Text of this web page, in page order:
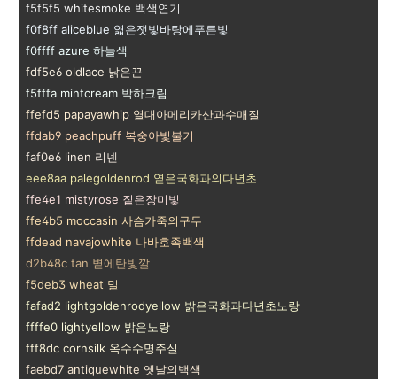
f5f5f5 whitesmoke 백색연기
f0f8ff aliceblue 엷은잿빛바탕에푸른빛
f0ffff azure 하늘색
fdf5e6 oldlace 낡은끈
f5fffa mintcream 박하크림
ffefd5 papayawhip 열대아메리카산과수매질
ffdab9 peachpuff 복숭아빛불기
faf0e6 linen 리넨
eee8aa palegoldenrod 옅은국화과의다년초
ffe4e1 mistyrose 짙은장미빛
ffe4b5 moccasin 사슴가죽의구두
ffdead navajowhite 나바호족백색
d2b48c tan 볕에탄빛깔
f5deb3 wheat 밀
fafad2 lightgoldenrodyellow 밝은국화과다년초노랑
ffffe0 lightyellow 밝은노랑
fff8dc cornsilk 옥수수명주실
faebd7 antiquewhite 옛날의백색